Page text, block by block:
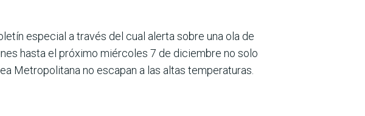
especial a través del cual alerta sobre una ola de
hasta el próximo miércoles 7 de diciembre no solo
Metropolitana no escapan a las altas temperaturas.